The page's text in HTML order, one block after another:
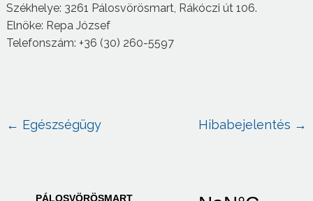
Székhelye: 3261 Pálosvörösmart, Rákóczi út 106.
Elnöke: Repa József
Telefonszám: +36 (30) 260-5597
← Egészségügy Hibabejelentés →